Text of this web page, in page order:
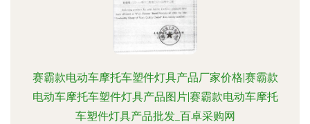
赛霸款电动车摩托车塑件灯具产品厂家价格|赛霸款
电动车摩托车塑件灯具产品图片|赛霸款电动车摩托
车塑件灯具产品批发_百卓采购网